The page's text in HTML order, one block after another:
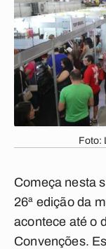
Foto:
Começa nesta
26ª edição da
acontece até o
Convenções.